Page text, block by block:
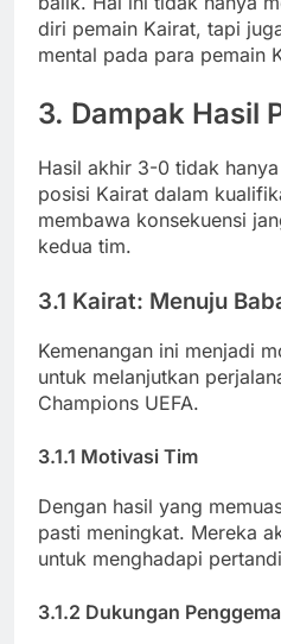
diri pemain Kairat, tapi
mental pada para pemain
3. Dampak Hasil
Hasil akhir 3-0 tidak
posisi Kairat dalam
membawa konsekuensi
kedua tim.
3.1 Kairat: Menuju
Kemenangan ini menjadi
untuk melanjutkan
Champions UEFA.
3.1.1 Motivasi Tim
Dengan hasil yang
pasti meningkat. Mereka
untuk menghadapi
3.1.2 Dukungan